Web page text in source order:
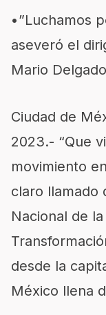
•”Luchamos
aseveró el
Mario Delgado
Ciudad de
2023.- “Que
movimiento
claro llamado
Nacional de
desde la
México llena